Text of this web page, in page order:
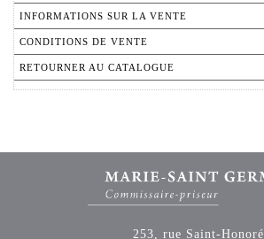
INFORMATIONS SUR LA VENTE
CONDITIONS DE VENTE
RETOURNER AU CATALOGUE
253, rue Saint-Honoré